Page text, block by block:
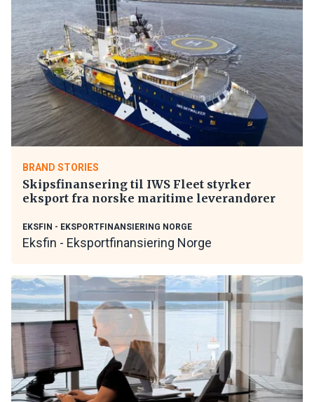
BRAND STORIES
Skipsfinansering til IWS Fleet styrker
eksport fra norske maritime leverandører
EKSFIN - EKSPORTFINANSIERING NORGE
Eksfin - Eksportfinansiering Norge